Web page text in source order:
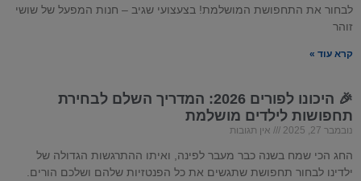
לבחור את התחפושת המושלמת! בצעצועי שגיב – חנות המפעל של שושי
זוהר
קרא עוד »
🎉 היכונו לפורים 2026: המדריך השלם לבחירת
תחפושות לילדים מושלמת
נובמבר 27, 2025 אין תגובות
החג הכי שמח בשנה כבר מעבר לפינה, ואיתו ההתרגשות הגדולה של
ילדינו לבחור תחפושת שתגשים את כל הפנטזיות שלהם ושלכם הורים.